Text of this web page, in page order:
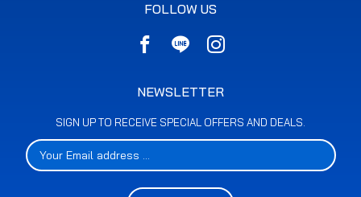
FOLLOW US
NEWSLETTER
SIGN UP TO RECEIVE SPECIAL OFFERS AND DEALS.